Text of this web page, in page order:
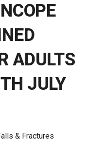
ADULTS
JULY
& Fractures